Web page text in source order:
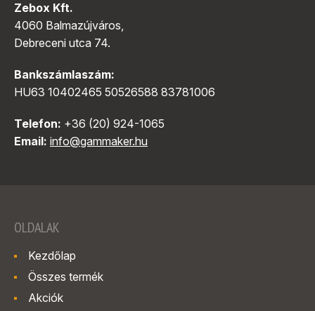
Zebox Kft.
4060 Balmazújváros,
Debreceni utca 74.
Bankszámlaszám:
HU63 10402465 50526588 83781006
Telefon: +36 (20) 924-1065
Email: info@gammaker.hu
OLDALAK
Kezdőlap
Összes termék
Akciók